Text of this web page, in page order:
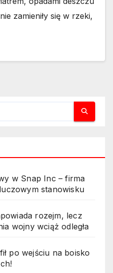
zamieniły się w rzeki,
w Snap Inc – firma
stanowisku
rozejm, lecz
wojny wciąż odległa
po wejściu na boisko